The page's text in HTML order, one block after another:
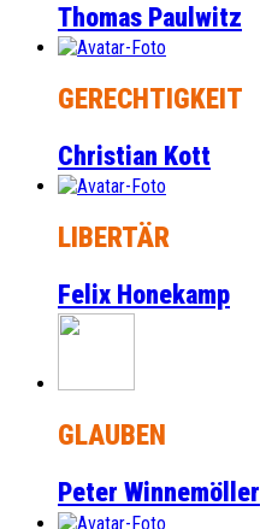
Thomas Paulwitz
GERECHTIGKEIT
Christian Kott
LIBERTÄR
Felix Honekamp
GLAUBEN
Peter Winnemöller